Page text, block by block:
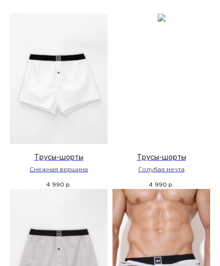
Трусы-шорты
Снежная вершина
4 990 р.
Трусы-шорты
Голубая мечта
4 990 р.